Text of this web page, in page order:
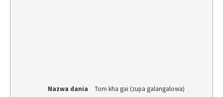
Nazwa dania
Tom kha gai (zupa galangalowa)